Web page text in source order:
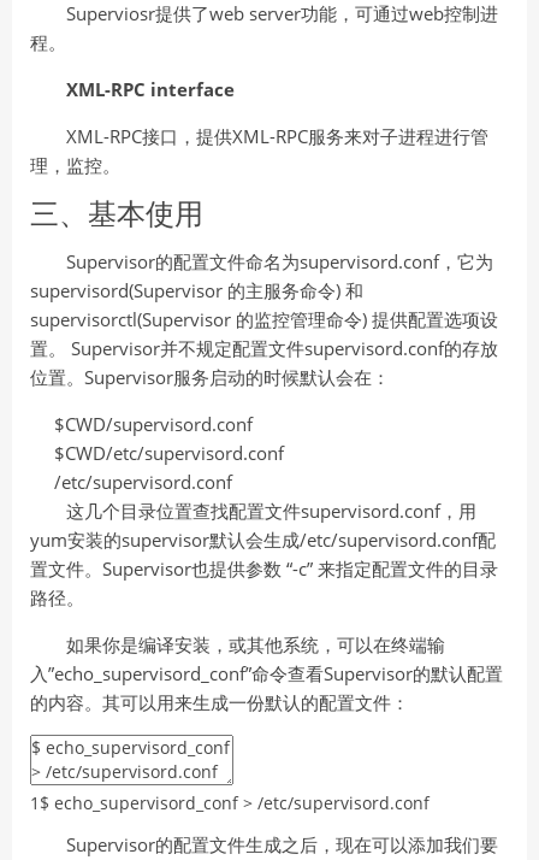
Superviosr提供了web server功能，可通过web控制进
程。
XML-RPC interface
XML-RPC接口，提供XML-RPC服务来对子进程进行管
理，监控。
三、基本使用
Supervisor的配置文件命名为supervisord.conf，它为
supervisord(Supervisor 的主服务命令) 和
supervisorctl(Supervisor 的监控管理命令) 提供配置选项设
置。 Supervisor并不规定配置文件supervisord.conf的存放
位置。Supervisor服务启动的时候默认会在：
$CWD/supervisord.conf
$CWD/etc/supervisord.conf
/etc/supervisord.conf
这几个目录位置查找配置文件supervisord.conf，用
yum安装的supervisor默认会生成/etc/supervisord.conf配
置文件。Supervisor也提供参数 “-c” 来指定配置文件的目录
路径。
如果你是编译安装，或其他系统，可以在终端输
入”echo_supervisord_conf”命令查看Supervisor的默认配置
的内容。其可以用来生成一份默认的配置文件：
1 $ echo_supervisord_conf > /etc/supervisord.conf
Supervisor的配置文件生成之后，现在可以添加我们要